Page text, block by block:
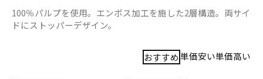
100％パルプを使用。エンボス加工を施した2層構造。両サイ
ドにストッパーデザイン。
おすすめ 単価安い単価高い